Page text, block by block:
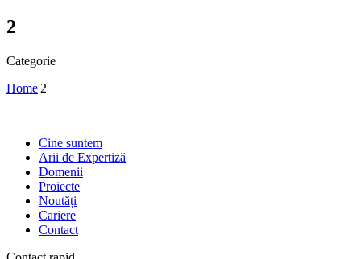
2
Categorie
Home|2
Cine suntem
Arii de Expertiză
Domenii
Proiecte
Noutăți
Cariere
Contact